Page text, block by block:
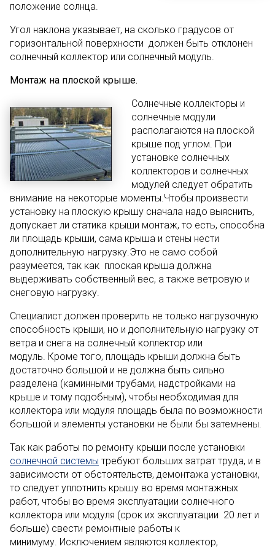
положение солнца.
Угол наклона указывает, на сколько градусов от
горизонтальной поверхности должен быть отклонен
солнечный коллектор или солнечный модуль.
Монтаж на плоской крыше.
Солнечные коллекторы и
солнечные модули
располагаются на плоской
крыше под углом. При
установке солнечных
коллекторов и солнечных
модулей следует обратить
внимание на некоторые моменты.Чтобы произвести
установку на плоскую крышу сначала надо выяснить,
допускает ли статика крыши монтаж, то есть, способна
ли площадь крыши, сама крыша и стены нести
дополнительную нагрузку.Это не само собой
разумеется, так как плоская крыша должна
выдерживать собственный вес, а также ветровую и
снеговую нагрузку.
Специалист должен проверить не только нагрузочную
способность крыши, но и дополнительную нагрузку от
ветра и снега на солнечный коллектор или
модуль. Кроме того, площадь крыши должна быть
достаточно большой и не должна быть сильно
разделена (каминными трубами, надстройками на
крыше и тому подобным), чтобы необходимая для
коллектора или модуля площадь была по возможности
большой и элементы установки не были бы затемнены.
Так как работы по ремонту крыши после установки
солнечной системы требуют больших затрат труда, и в
зависимости от обстоятельств, демонтажа установки,
то следует уплотнить крышу во время монтажных
работ, чтобы во время эксплуатации солнечного
коллектора или модуля (срок их эксплуатации 20 лет и
больше) свести ремонтные работы к
минимуму. Исключением являются коллектор,